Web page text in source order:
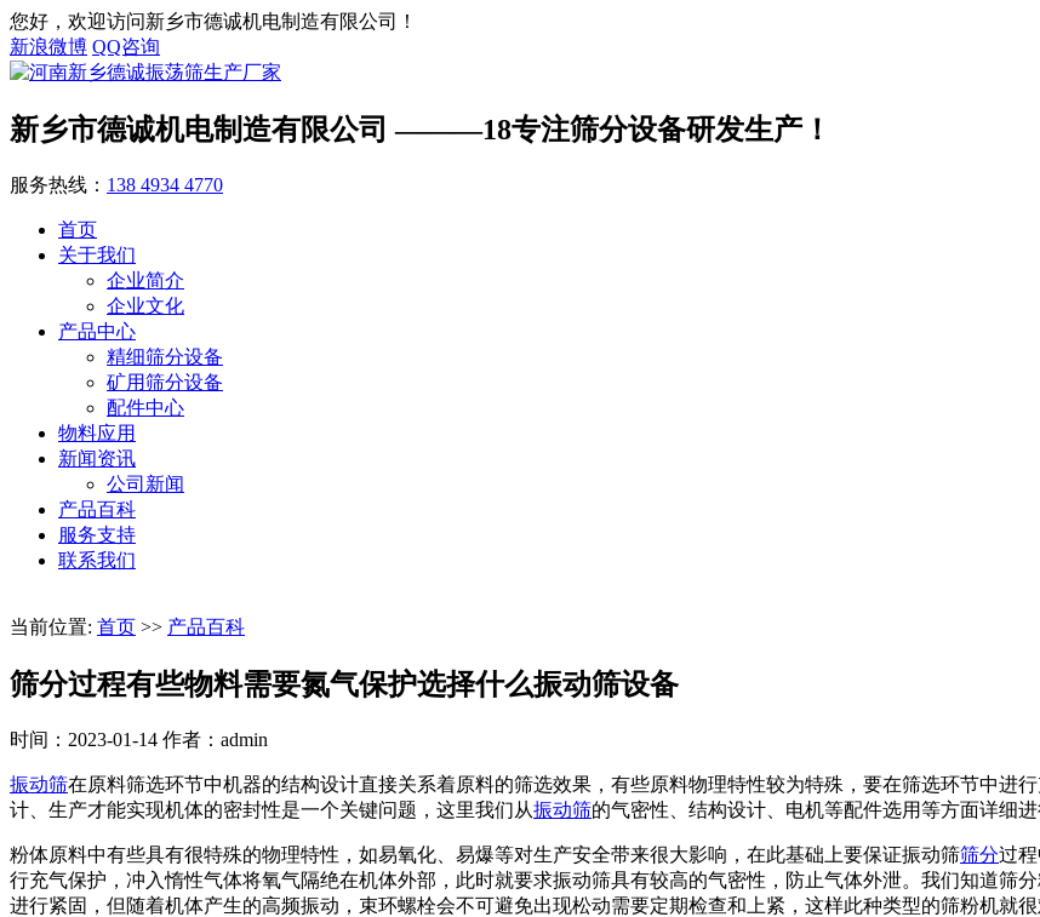
您好，欢迎访问新乡市德诚机电制造有限公司！
新浪微博 QQ咨询
新乡市德诚机电制造有限公司 ———18专注筛分设备研发生产！
服务热线： 138 4934 4770
首页
关于我们
企业简介
企业文化
产品中心
精细筛分设备
矿用筛分设备
配件中心
物料应用
新闻资讯
公司新闻
产品百科
服务支持
联系我们
当前位置: 首页 >> 产品百科
筛分过程有些物料需要氮气保护选择什么振动筛设备
时间：2023-01-14 作者：admin
振动筛在原料筛选环节中机器的结构设计直接关系着原料的筛选效果，有些原料物理特性较为特殊，要在筛选环节中进
计、生产才能实现机体的密封性是一个关键问题，这里我们从振动筛的气密性、结构设计、电机等配件选用等方面详细进
粉体原料中有些具有很特殊的物理特性，如易氧化、易爆等对生产安全带来很大影响，在此基础上要保证振动筛筛分过
行充气保护，冲入惰性气体将氧气隔绝在机体外部，此时就要求振动筛具有较高的气密性，防止气体外泄。我们知道筛
进行紧固，但随着机体产生的高频振动，束环螺栓会不可避免出现松动需要定期检查和上紧，这样此种类型的筛粉机就